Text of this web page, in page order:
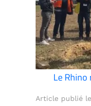
Le Rhino
Article publié